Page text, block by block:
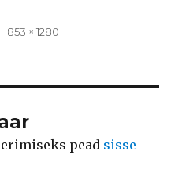
Täissuurus
853 × 1280
pead sisse